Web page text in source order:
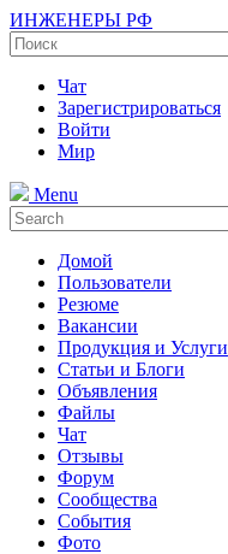
ИНЖЕНЕРЫ РФ
Чат
Зарегистрироваться
Войти
Мир
Menu
Домой
Пользователи
Резюме
Вакансии
Продукция и Услуги
Статьи и Блоги
Объявления
Файлы
Чат
Отзывы
Форум
Сообщества
События
Фото